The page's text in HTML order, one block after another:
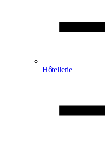
Hôtellerie